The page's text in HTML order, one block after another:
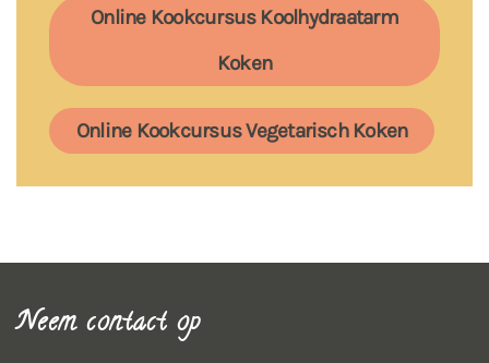
Online Kookcursus Koolhydraatarm
Koken
Online Kookcursus Vegetarisch Koken
Neem contact op